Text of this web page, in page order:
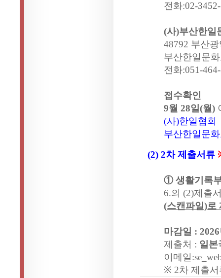
전화:02-
(사)부산한일
48792 부산
부산한일문
전화:051-
접수확인
9월 28일(월)
(사)한일협회
부산한일문
(2) 2차 제출서류
① 생활기록
6.의 (2)제출
(스캔파일)로
마감일 : 2026
제출처 : 일본
이메일:
※ 2차 제출